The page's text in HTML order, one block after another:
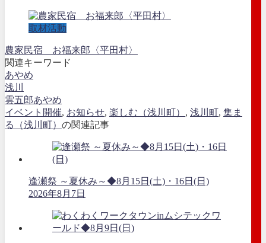
取材活動
農家民宿 お福来郎〈平田村〉
関連キーワード
あやめ
浅川
雲五郎あやめ
イベント開催, お知らせ, 楽しむ（浅川町） , 浅川町, 集ま
る（浅川町） の関連記事
逢瀬祭 ～夏休み～◆8月15日(土)・16日(日)
2026年8月7日